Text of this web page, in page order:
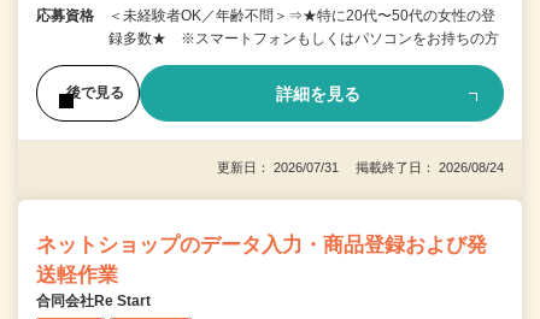
応募資格
＜未経験者OK／年齢不問＞⇒★特に20代〜50代の女性の登
録多数★ ※スマートフォンもしくはパソコンをお持ちの方
後で見る 詳細を見る
更新日： 2026/07/31 掲載終了日： 2026/08/24
ネットショップのデータ入力・商品登録および発
送軽作業
合同会社Re Start